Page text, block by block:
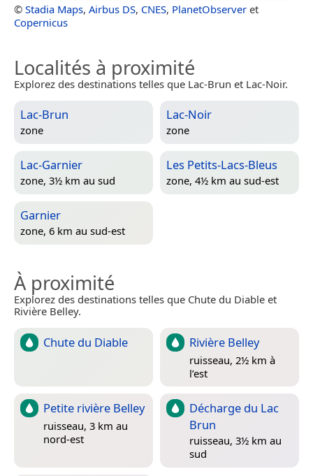
© Stadia Maps, Airbus DS, CNES, PlanetObserver et
Copernicus
Localités à proximité
Explorez des destinations telles que Lac-Brun et Lac-Noir.
Lac-Brun
zone
Lac-Noir
zone
Lac-Garnier
zone, 3½ km au sud
Les Petits-Lacs-Bleus
zone, 4½ km au sud-est
Garnier
zone, 6 km au sud-est
À proximité
Explorez des destinations telles que Chute du Diable et
Rivière Belley.
Chute du Diable Rivière Belley
ruisseau, 2½ km à
l’est
Petite rivière Belley
ruisseau, 3 km au
nord-est
Décharge du Lac
Brun
ruisseau, 3½ km au
sud